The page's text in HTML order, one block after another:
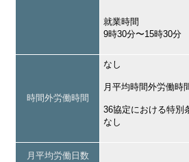
就業時間
9時30分〜15時30分
時間外労働時間
なし
月平均時間外労働時
36協定における特別
なし
月平均労働日数